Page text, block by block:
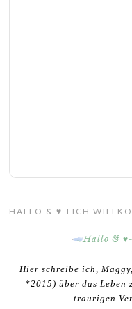
HALLO & ♥-LICH
Hier schreibe ich,
*2015) über das Leben
traurigen